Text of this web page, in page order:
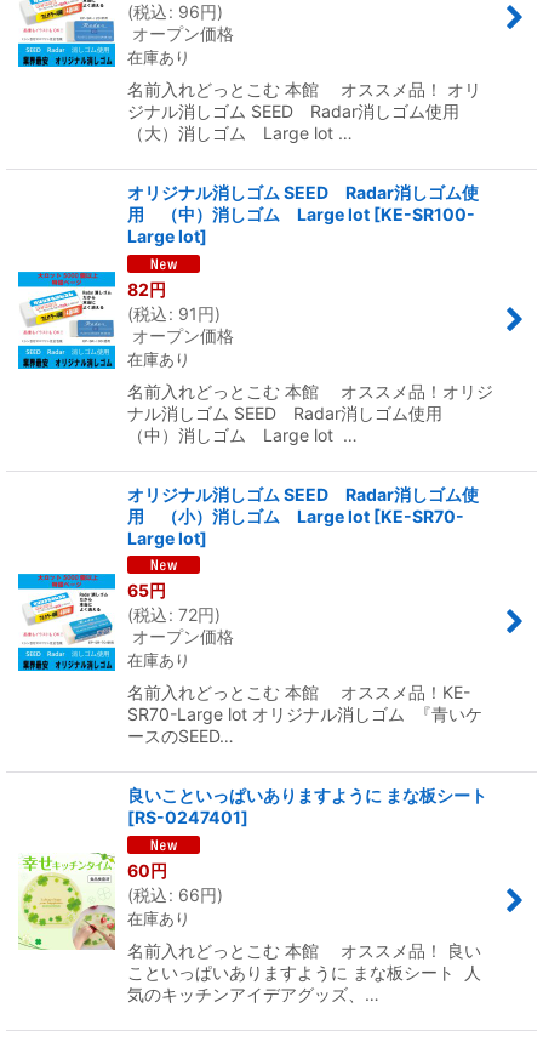
(税込: 96円)
オープン価格
在庫あり
名前入れどっとこむ 本館 オススメ品！ オリ
ジナル消しゴム SEED Radar消しゴム使用
（大）消しゴム Large lot …
オリジナル消しゴム SEED Radar消しゴム使
用 （中）消しゴム Large lot [KE-SR100-
Large lot]
82円
(税込: 91円)
オープン価格
在庫あり
名前入れどっとこむ 本館 オススメ品！オリジ
ナル消しゴム SEED Radar消しゴム使用
（中）消しゴム Large lot …
オリジナル消しゴム SEED Radar消しゴム使
用 （小）消しゴム Large lot [KE-SR70-
Large lot]
65円
(税込: 72円)
オープン価格
在庫あり
名前入れどっとこむ 本館 オススメ品！KE-
SR70-Large lot オリジナル消しゴム 『青いケ
ースのSEED…
良いこといっぱいありますように まな板シート
[RS-0247401]
60円
(税込: 66円)
在庫あり
名前入れどっとこむ 本館 オススメ品！ 良い
こといっぱいありますように まな板シート 人
気のキッチンアイデアグッズ、…